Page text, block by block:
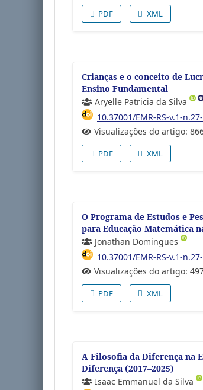
PDF XML
Crianças e o conceito de
Ensino Fundamental
Aryelle Patricia da Silva
10.37001/EMR-RS-v.1-
Visualizações do artigo:
PDF XML
O Programa de Estudos e
para Educação Matemática
Jonathan Domingues
10.37001/EMR-RS-v.1-
Visualizações do artigo:
PDF XML
A Filosofia da Diferença na
Diferença (2017–2025)
Isaac Emmanuel da Silva